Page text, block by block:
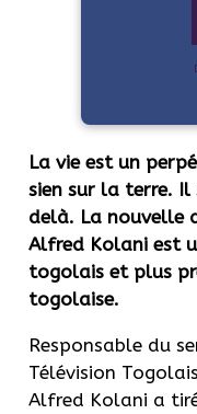
La vie est un
sien sur la terre. Il
delà. La nouvelle
Alfred Kolani est
togolais et plus
togolaise.
Responsable du
Télévision
Alfred Kolani a